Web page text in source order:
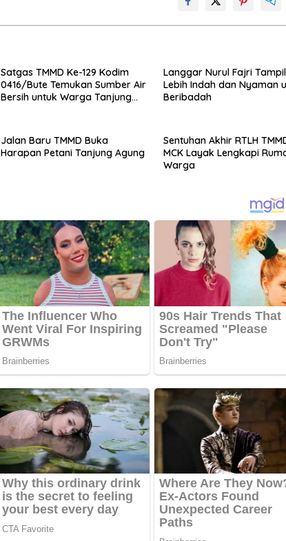
Satgas TMMD Ke-129 Kodim
0416/Bute Temukan Sumber Air
Bersih untuk Warga Tanjung
Langgar Nurul Fajri Tampil
Lebih Indah dan Nyaman
Beribadah
Jalan Baru TMMD Buka
Harapan Petani Tanjung Agung
Sentuhan Akhir RTLH
MCK Layak Lengkapi
Warga